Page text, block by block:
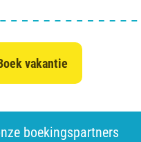
vakantie
boekingspartners